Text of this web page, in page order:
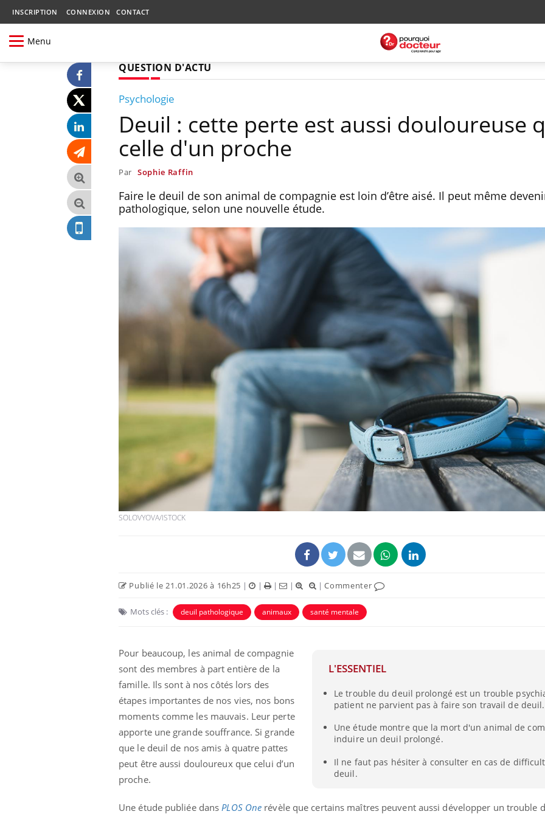
INSCRIPTION CONNEXION CONTACT
Menu
QUESTION D'ACTU
Psychologie
Deuil : cette perte est aussi douloureuse
celle d'un proche
Par Sophie Raffin
Faire le deuil de son animal de compagnie est loin d’être aisé. Il peut même
pathologique, selon une nouvelle étude.
SOLOVYOVA/ISTOCK
Publié le 21.01.2026 à 16h25 | | | | |Commenter
Mots clés : deuil pathologique animaux santé mentale
L'ESSENTIEL
Le trouble du deuil prolongé est un trouble
patient ne parvient pas à faire son travail de deuil.
Une étude montre que la mort d'un animal de
induire un deuil prolongé.
Il ne faut pas hésiter à consulter en cas de
deuil.
Pour beaucoup, les animal de compagnie
sont des membres à part entière de la
famille. Ils sont à nos côtés lors des
étapes importantes de nos vies, nos bons
moments comme les mauvais. Leur perte
apporte une grande souffrance. Si grande
que le deuil de nos amis à quatre pattes
peut être aussi douloureux que celui d’un
proche.
Une étude publiée dansPLOS One révèle que certains maîtres peuvent aussi développer un trouble
Grossesse et chaleur : ce
que dit la science
Le smartphone nuit-il à
l'apprentissage de la
barracuda, une petite fille
secourue grâce à un
réflexe essentiel
Légionellose en Suisse :